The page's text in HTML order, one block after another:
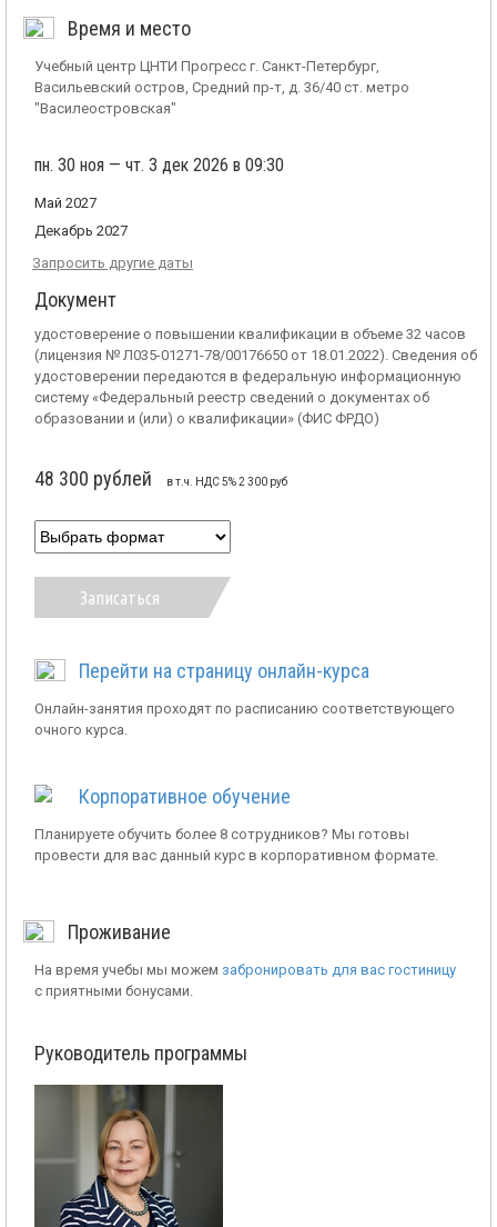
Время и место
Учебный центр ЦНТИ Прогресс г. Санкт-Петербург,
Васильевский остров, Средний пр-т, д. 36/40 ст. метро
"Василеостровская"
пн. 30 ноя — чт. 3 дек 2026 в 09:30
Май 2027
Декабрь 2027
Запросить другие даты
Документ
удостоверение о повышении квалификации в объеме 32 часов
(лицензия № Л035-01271-78/00176650 от 18.01.2022). Сведения об
удостоверении передаются в федеральную информационную
систему «Федеральный реестр сведений о документах об
образовании и (или) о квалификации» (ФИС ФРДО)
48 300 рублей в т.ч. НДС 5% 2 300 руб
Записаться
Перейти на страницу онлайн-курса
Онлайн-занятия проходят по расписанию соответствующего
очного курса.
Корпоративное обучение
Планируете обучить более 8 сотрудников? Мы готовы
провести для вас данный курс в корпоративном формате.
Проживание
На время учебы мы можем забронировать для вас гостиницу
с приятными бонусами.
Руководитель программы